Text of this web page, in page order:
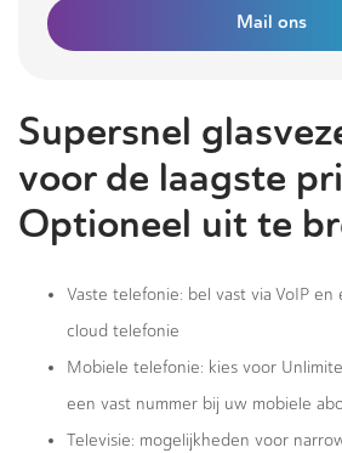
Mail ons
Supersnel
voor de laagste
Optioneel uit te
Vaste telefonie: bel vast via VoIP en
cloud telefonie
Mobiele telefonie: kies voor
een vast nummer bij uw mobiele
Televisie: mogelijkheden voor